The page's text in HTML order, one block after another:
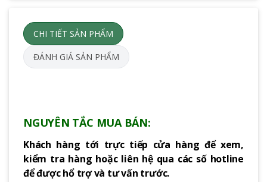
CHI TIẾT SẢN PHẨM
ĐÁNH GIÁ SẢN PHẨM
NGUYÊN TẮC MUA BÁN:
Khách hàng tới trực tiếp cửa hàng để xem,
kiểm tra hàng hoặc liên hệ qua các số hotline
để được hổ trợ và tư vấn trước.